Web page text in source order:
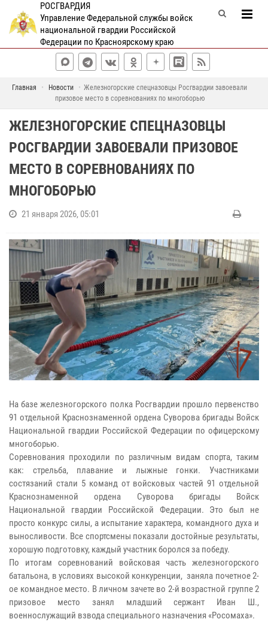
РОСГВАРДИЯ
Управление Федеральной службы войск
национальной гвардии Российской
Федерации по Красноярскому краю
Главная Новости
Железногорские спецназовцы Росгвардии завоевали
призовое место в соревнованиях по многоборью
ЖЕЛЕЗНОГОРСКИЕ СПЕЦНАЗОВЦЫ
РОСГВАРДИИ ЗАВОЕВАЛИ ПРИЗОВОЕ
МЕСТО В СОРЕВНОВАНИЯХ ПО
МНОГОБОРЬЮ
21 января 2026, 05:01
На базе железногорского полка Росгвардии прошло первенство
91 отдельной Краснознаменной ордена Суворова бригады Войск
Национальной гвардии Российской Федерации по офицерскому
многоборью.
Соревнования проходили по различным видам спорта, таким
как: стрельба, плавание и лыжные гонки. Участниками
состязаний стали 5 команд от войсковых частей 91 отдельной
Краснознаменной ордена Суворова бригады Войск
Национальной гвардии Российской Федерации. Это был не
просто конкурс силы, а испытание характера, командного духа и
выносливости. Все спортсмены показали достойные результаты,
хорошую подготовку, каждый участник боролся за победу.
По итогам соревнований войсковая часть железногорского
батальона, в условиях высокой конкуренции, заняла почетное 2-
ое командное место. В личном зачете во 2-й возрастной группе 2
призовое место занял младший сержант Иван Ш.,
военнослужащий взвода специального назначения «Росомаха».